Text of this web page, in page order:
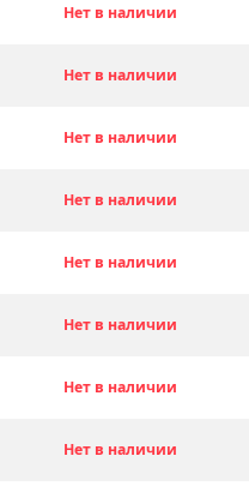
Нет в наличии
Нет в наличии
Нет в наличии
Нет в наличии
Нет в наличии
Нет в наличии
Нет в наличии
Нет в наличии